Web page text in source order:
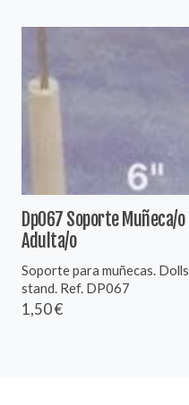
Dp067 Soporte Muñeca/o
Adulta/o
Soporte para muñecas. Dolls
stand. Ref. DP067
1,50 €